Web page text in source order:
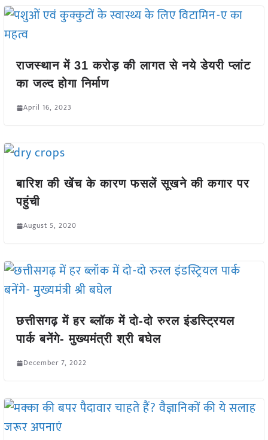
राजस्थान में 31 करोड़ की लागत से नये डेयरी प्लांट
का जल्द होगा निर्माण
April 16, 2023
बारिश की खेंच के कारण फसलें सूखने की कगार पर
पहुंची
August 5, 2020
छत्तीसगढ़ में हर ब्लॉक में दो-दो रुरल इंडस्ट्रियल
पार्क बनेंगे- मुख्यमंत्री श्री बघेल
December 7, 2022